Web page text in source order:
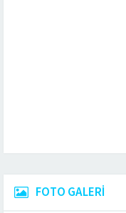
FOTO GALERİ